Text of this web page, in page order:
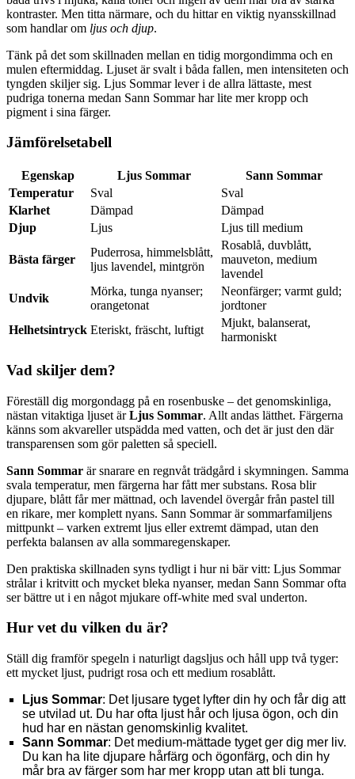
kontraster. Men titta närmare, och du hittar en viktig nyansskillnad
som handlar om ljus och djup.
Tänk på det som skillnaden mellan en tidig morgondimma och en
mulen eftermiddag. Ljuset är svalt i båda fallen, men intensiteten och
tyngden skiljer sig. Ljus Sommar lever i de allra lättaste, mest
pudriga tonerna medan Sann Sommar har lite mer kropp och
pigment i sina färger.
Jämförelsetabell
Egenskap Ljus Sommar
Sann Sommar
Temperatur
Sval
Sval
Klarhet
Dämpad
Dämpad
Djup
Ljus Ljus till medium
Bästa färger
Puderrosa, himmelsblått,
ljus lavendel, mintgrön
Rosablå, duvblått,
mauveton, medium
lavendel
Undvik
Mörka, tunga nyanser;
orangetonat
Neonfärger; varmt guld;
jordtoner
Helhetsintryck Eteriskt, fräscht, luftigt
Mjukt, balanserat,
harmoniskt
Vad skiljer dem?
Föreställ dig morgondagg på en rosenbuske – det genomskinliga,
nästan vitaktiga ljuset ärLjus Sommar. Allt andas lätthet. Färgerna
känns som akvareller utspädda med vatten, och det är just den där
transparensen som gör paletten så speciell.
Sann Sommar är snarare en regnvåt trädgård i skymningen. Samma
svala temperatur, men färgerna har fått mer substans. Rosa blir
djupare, blått får mer mättnad, och lavendel övergår från pastel till
en rikare, mer komplett nyans. Sann Sommar är sommarfamiljens
mittpunkt – varken extremt ljus eller extremt dämpad, utan den
perfekta balansen av alla sommaregenskaper.
Den praktiska skillnaden syns tydligt i hur ni bär vitt: Ljus Sommar
strålar i kritvitt och mycket bleka nyanser, medan Sann Sommar ofta
ser bättre ut i en något mjukare off-white med sval underton.
Hur vet du vilken du är?
Ställ dig framför spegeln i naturligt dagsljus och håll upp två tyger:
ett mycket ljust, pudrigt rosa och ett medium rosablått.
Ljus Sommar: Det ljusare tyget lyfter din hy och får dig att
se utvilad ut. Du har ofta ljust hår och ljusa ögon, och din
hud har en nästan genomskinlig kvalitet.
Sann Sommar: Det medium-mättade tyget ger dig mer liv.
Du kan ha lite djupare hårfärg och ögonfärg, och din hy
mår bra av färger som har mer kropp utan att bli tunga.